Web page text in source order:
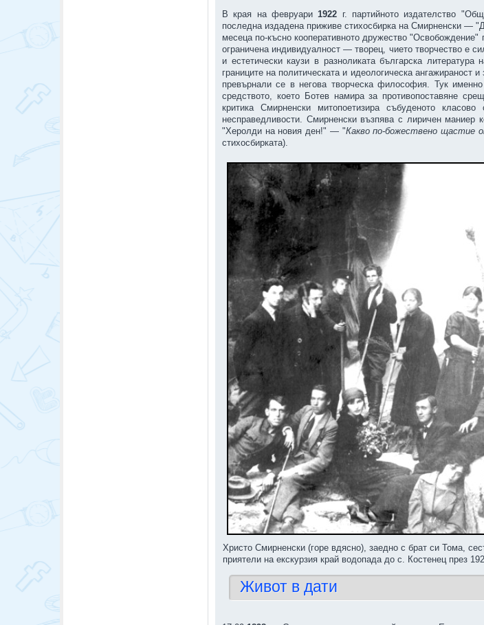
В края на февруари 1922 г. партийното издателство
последна издадена приживе стихосбирка на Смирненски —
месеца по-късно кооперативното дружество
ограничена индивидуалност — творец, чието творчество е
и естетически каузи в разноликата българска
границите на политическата и идеологическа ангажираност
превърнали се в негова творческа философия. Тук
средството, което Ботев намира за противопоставяне
критика Смирненски митопоетизира събуденото
несправедливости. Смирненски възпява с лиричен
"Херолди на новия ден!" — "Какво по-божествено щастие
стихосбирката).
Христо Смирненски (горе вдясно), заедно с брат си Тома,
приятели на екскурзия край водопада до с. Костенец през
Живот в дати